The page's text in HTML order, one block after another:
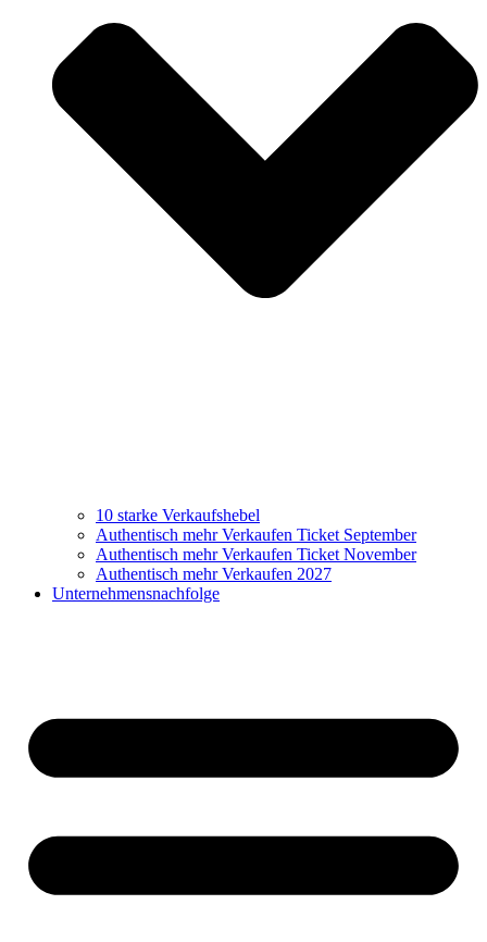
10 starke Verkaufshebel
Authentisch mehr Verkaufen Ticket September
Authentisch mehr Verkaufen Ticket November
Authentisch mehr Verkaufen 2027
Unternehmensnachfolge